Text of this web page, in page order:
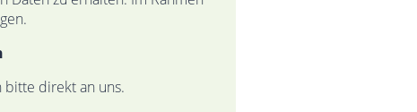
bitte direkt an uns.